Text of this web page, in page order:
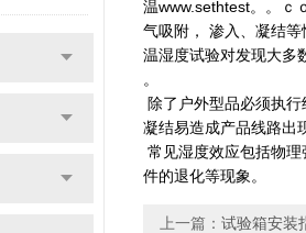
温www.sethtest。。ｃ
气吸附， 渗入、凝结
温湿度试验对发现大多
。
除了户外型品必须执
凝结易造成产品线路出
常见湿度效应包括物
件的退化等现象。
上一篇： 试验箱安装